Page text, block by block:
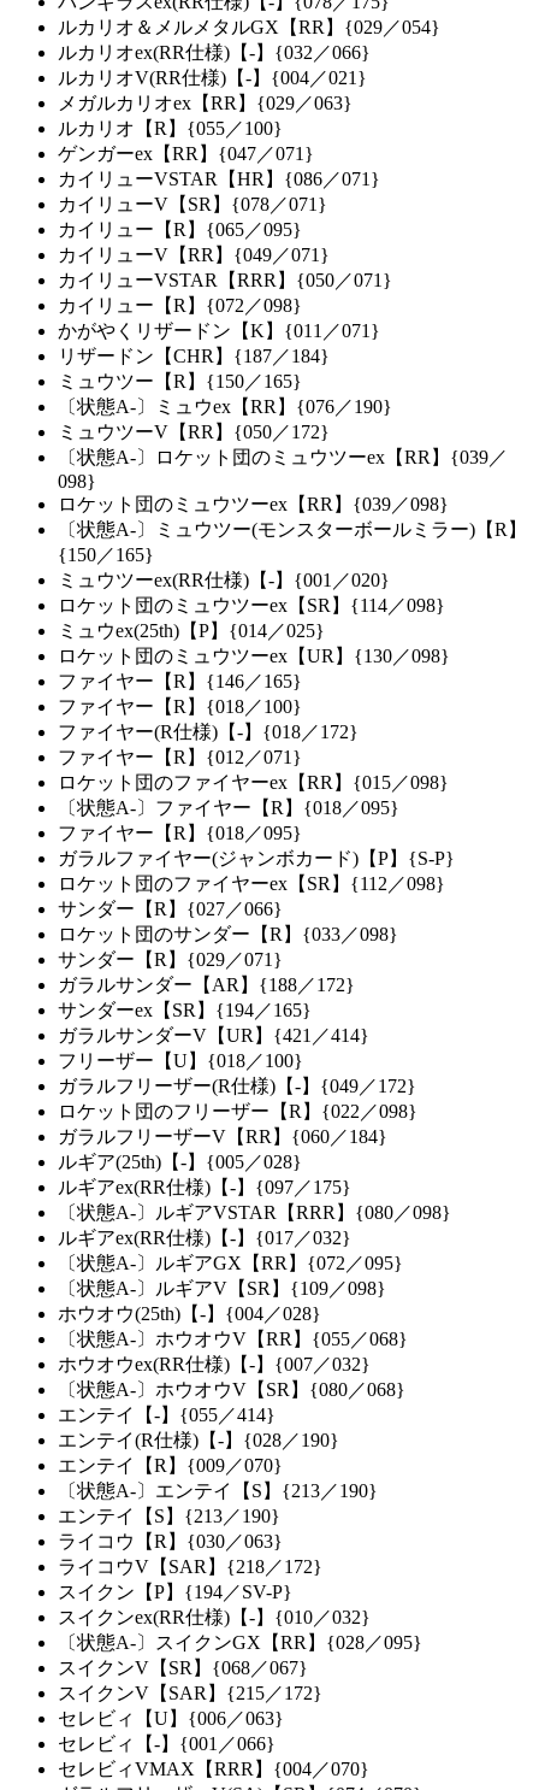
ルカリオ＆メルメタルGX【RR】{029／054}
ルカリオex(RR仕様)【-】{032／066}
ルカリオV(RR仕様)【-】{004／021}
メガルカリオex【RR】{029／063}
ルカリオ【R】{055／100}
ゲンガーex【RR】{047／071}
カイリューVSTAR【HR】{086／071}
カイリューV【SR】{078／071}
カイリュー【R】{065／095}
カイリューV【RR】{049／071}
カイリューVSTAR【RRR】{050／071}
カイリュー【R】{072／098}
かがやくリザードン【K】{011／071}
リザードン【CHR】{187／184}
ミュウツー【R】{150／165}
〔状態A-〕ミュウex【RR】{076／190}
ミュウツーV【RR】{050／172}
〔状態A-〕ロケット団のミュウツーex【RR】{039／
098}
ロケット団のミュウツーex【RR】{039／098}
〔状態A-〕ミュウツー(モンスターボールミラー)【R】
{150／165}
ミュウツーex(RR仕様)【-】{001／020}
ロケット団のミュウツーex【SR】{114／098}
ミュウex(25th)【P】{014／025}
ロケット団のミュウツーex【UR】{130／098}
ファイヤー【R】{146／165}
ファイヤー【R】{018／100}
ファイヤー(R仕様)【-】{018／172}
ファイヤー【R】{012／071}
ロケット団のファイヤーex【RR】{015／098}
〔状態A-〕ファイヤー【R】{018／095}
ファイヤー【R】{018／095}
ガラルファイヤー(ジャンボカード)【P】{S-P}
ロケット団のファイヤーex【SR】{112／098}
サンダー【R】{027／066}
ロケット団のサンダー【R】{033／098}
サンダー【R】{029／071}
ガラルサンダー【AR】{188／172}
サンダーex【SR】{194／165}
ガラルサンダーV【UR】{421／414}
フリーザー【U】{018／100}
ガラルフリーザー(R仕様)【-】{049／172}
ロケット団のフリーザー【R】{022／098}
ガラルフリーザーV【RR】{060／184}
ルギア(25th)【-】{005／028}
ルギアex(RR仕様)【-】{097／175}
〔状態A-〕ルギアVSTAR【RRR】{080／098}
ルギアex(RR仕様)【-】{017／032}
〔状態A-〕ルギアGX【RR】{072／095}
〔状態A-〕ルギアV【SR】{109／098}
ホウオウ(25th)【-】{004／028}
〔状態A-〕ホウオウV【RR】{055／068}
ホウオウex(RR仕様)【-】{007／032}
〔状態A-〕ホウオウV【SR】{080／068}
エンテイ【-】{055／414}
エンテイ(R仕様)【-】{028／190}
エンテイ【R】{009／070}
〔状態A-〕エンテイ【S】{213／190}
エンテイ【S】{213／190}
ライコウ【R】{030／063}
ライコウV【SAR】{218／172}
スイクン【P】{194／SV-P}
スイクンex(RR仕様)【-】{010／032}
〔状態A-〕スイクンGX【RR】{028／095}
スイクンV【SR】{068／067}
スイクンV【SAR】{215／172}
セレビィ【U】{006／063}
セレビィ【-】{001／066}
セレビィVMAX【RRR】{004／070}